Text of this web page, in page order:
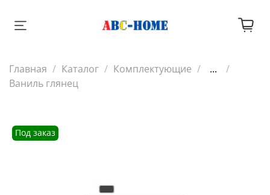
Главная Каталог Комплектующие
...
Ваниль глянец
Под заказ